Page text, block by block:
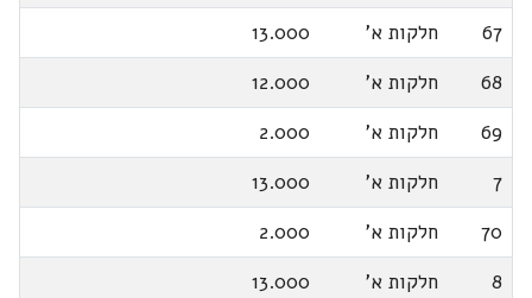
67
חלקות א'
13.000
68
חלקות א'
12.000
69
חלקות א'
2.000
7
חלקות א'
13.000
70
חלקות א'
2.000
8
חלקות א'
13.000